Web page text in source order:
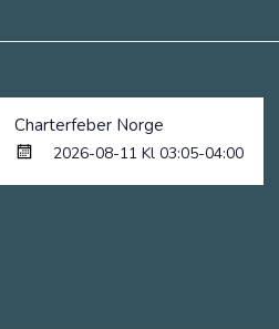
Charterfeber Norge
2026-08-11 Kl 03:05-04:00